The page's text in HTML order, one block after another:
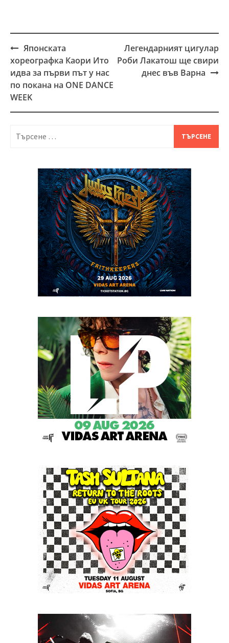
Post
navigation
Японската
хореографка Каори Ито
идва за първи път у нас
по покана на ONE DANCE
WEEK
Легендарният цигулар
Роби Лакатош ще свири
днес във Варна
Търсене